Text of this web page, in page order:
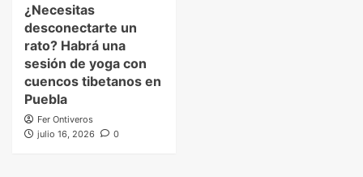
¿Necesitas
desconectarte un
rato? Habrá una
sesión de yoga con
cuencos tibetanos en
Puebla
Fer Ontiveros
julio 16, 2026
0